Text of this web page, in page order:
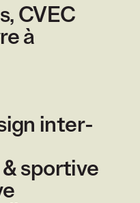
CVEC
à
inter-
sportive